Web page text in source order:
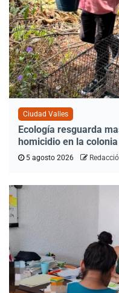
Ciudad Valles
Ecología resguarda
homicidio en la
5 agosto 2026